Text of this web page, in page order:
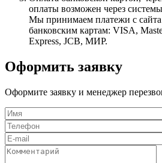
оплаты возможен через
Мы принимаем платежи с
банковским картам: VISA,
Express, JCB, МИР.
Оформить заявку
Оформите заявку и менеджер